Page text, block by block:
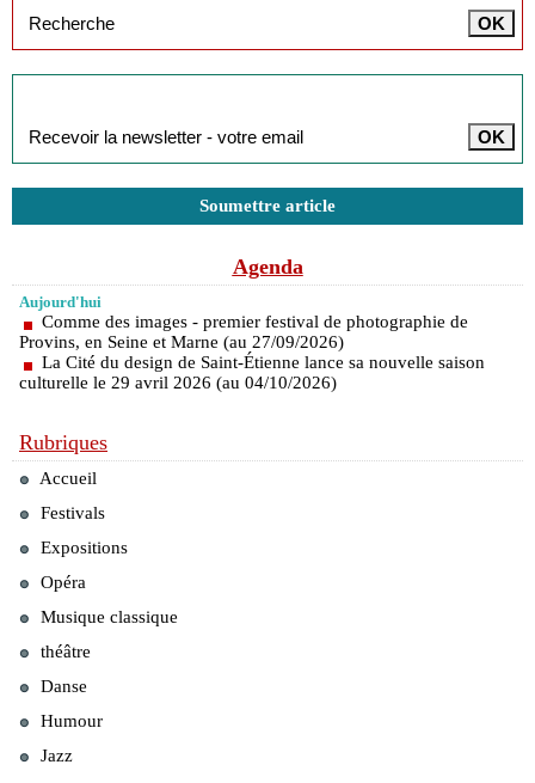
Soumettre article
Agenda
Aujourd'hui
Comme des images - premier festival de photographie de
Provins, en Seine et Marne (au 27/09/2026)
La Cité du design de Saint-Étienne lance sa nouvelle saison
culturelle le 29 avril 2026 (au 04/10/2026)
Rubriques
Accueil
Festivals
Expositions
Opéra
Musique classique
théâtre
Danse
Humour
Jazz